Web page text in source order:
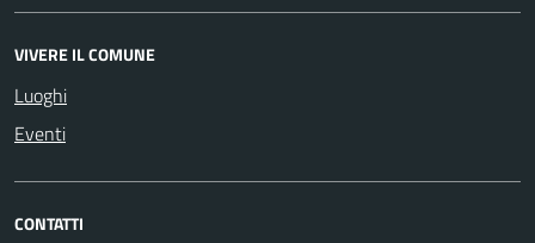
VIVERE IL COMUNE
Luoghi
Eventi
CONTATTI